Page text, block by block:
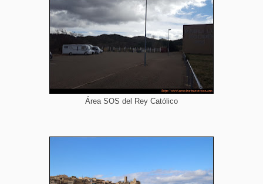
Área SOS del Rey Católico